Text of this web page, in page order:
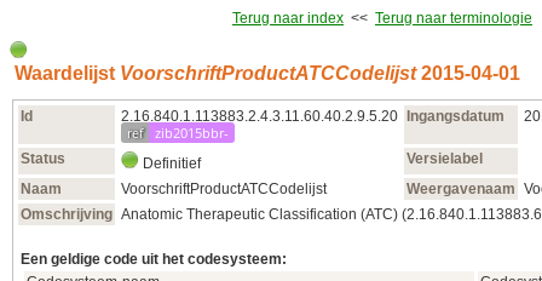
Terug naar index << Terug naar terminologie
Waardelijst VoorschriftProductATCCodelijst2015‑04‑01
Id 2.16.840.1.113883.2.4.3.11.60.40.2.9.5.20
ref zib2015bbr-
Ingangsdatum
Status Definitief
Versielabel
Naam
VoorschriftProductATCCodelijst Weergavenaam
Omschrijving Anatomic Therapeutic Classification (ATC)
Een geldige code uit het codesysteem: